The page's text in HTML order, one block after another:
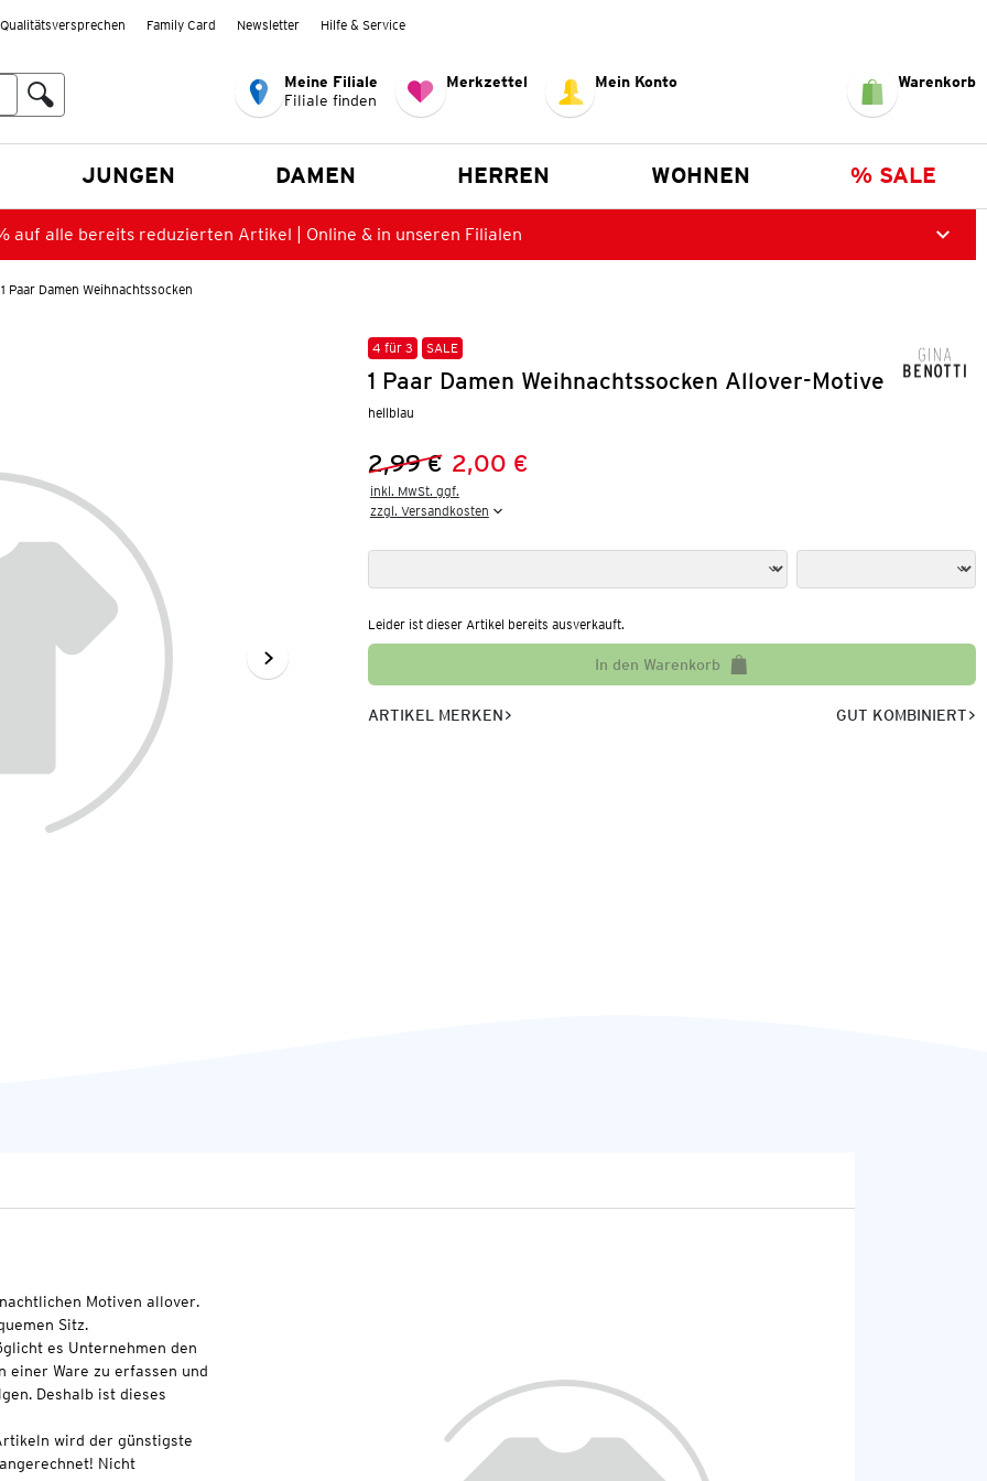
Qualitätsversprechen Family Card Newsletter Hilfe & Service
Meine Filiale
Filiale finden
Merkzettel Mein Konto Warenkorb
JUNGEN DAMEN HERREN WOHNEN % SALE
auf alle bereits reduzierten Artikel | Online & in unseren Filialen
1 Paar Damen Weihnachtssocken
4 für 3 SALE
1 Paar Damen Weihnachtssocken Allover-Motive
hellblau
Vorheriger Preis:
2,99 €
Neuer Preis:
2,00 €
inkl. MwSt. ggf.
zzgl. Versandkosten
Leider ist dieser Artikel bereits ausverkauft.
In den Warenkorb
ARTIKEL MERKEN GUT KOMBINIERT
Motiven allover.
Sitz.
es Unternehmen den
einer Ware zu erfassen und
Deshalb ist dieses
wird der günstigste
Nicht